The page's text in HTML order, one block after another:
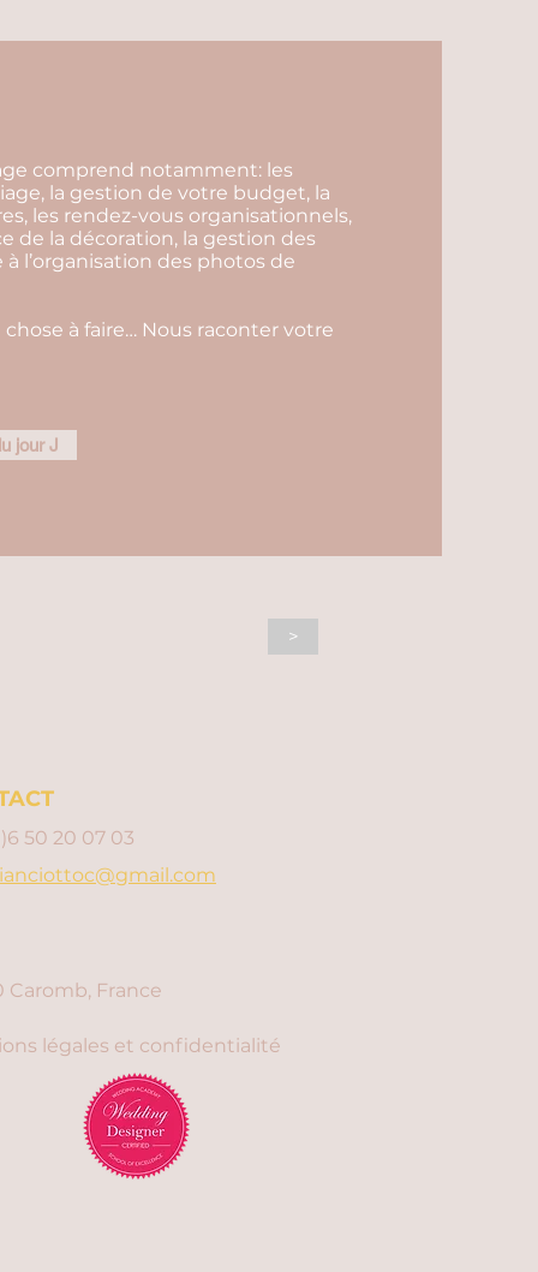
comprend notamment: les
la gestion de votre budget, la
les rendez-vous organisationnels,
de la décoration, la gestion des
à l’organisation des photos de
à faire… Nous raconter votre
jour J
>
50 20 07 03
Caromb, France
légales et confidentialité